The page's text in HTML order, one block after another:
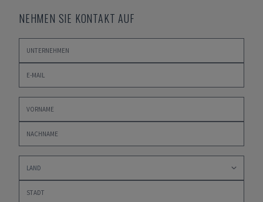
NEHMEN SIE KONTAKT AUF